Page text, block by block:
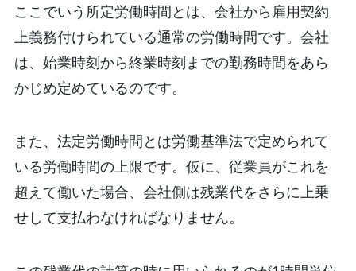
ここでいう所定労働時間とは、会社から雇用契約
上義務付けられている通常の労働時間です。会社
は、始業時刻から終業時刻までの勤務時間をあら
かじめ定めているのです。
また、法定労働時間とは労働基準法で定められて
いる労働時間の上限です。仮に、従業員がこれを
超えて働いた場合、会社側は残業代をさらに上乗
せして支払わなければなりません。